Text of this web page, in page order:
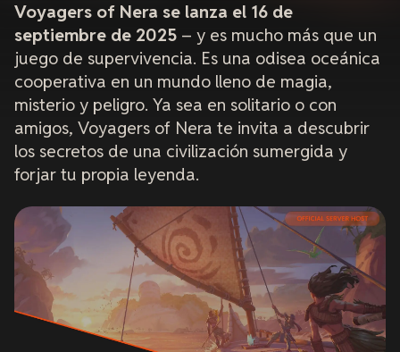
Voyagers of Nera se lanza el 16 de
septiembre de 2025 – y es mucho más que un
juego de supervivencia. Es una odisea oceánica
cooperativa en un mundo lleno de magia,
misterio y peligro. Ya sea en solitario o con
amigos, Voyagers of Nera te invita a descubrir
los secretos de una civilización sumergida y
forjar tu propia leyenda.